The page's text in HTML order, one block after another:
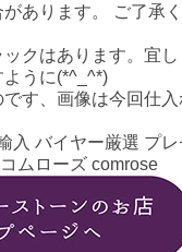
あります。 ご了承く
クはあります。宜し
うに(*^_^*)
す、画像は今回仕入
入 バイヤー厳選 プ
ムローズ comrose